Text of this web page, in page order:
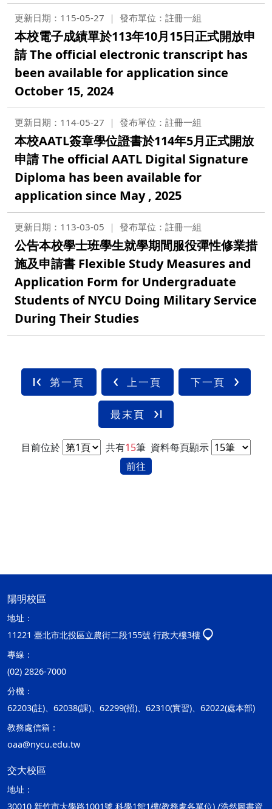
更新日期：115-05-27 發布單位：註冊一組
本校電子成績單於113年10月15日正式開放申
請 The official electronic transcript has
been available for application since
October 15, 2024
更新日期：114-05-27 發布單位：註冊一組
本校AATL簽章學位證書於114年5月正式開放
申請 The official AATL Digital Signature
Diploma has been available for
application since May , 2025
更新日期：113-03-05 發布單位：註冊一組
公告本校學士班學生就學期間服役彈性修業措
施及申請書 Flexible Study Measures and
Application Form for Undergraduate
Students of NYCU Doing Military Service
During Their Studies
第一頁 上一頁 下一頁
最末頁
目前位於 共有15筆 資料每頁顯示
前往
陽明校區
地址：
11221 臺北市北投區立農街二段155號 行政大樓3樓
專線：
(02) 2826-7000
分機：
62203(註)、62038(課)、62299(招)、62310(實習)、62022(處本部)
教務處信箱：
oaa@nycu.edu.tw
交大校區
地址：
30010 新竹市大學路1001號 科學1館1樓(教務處各單位) /浩然圖書資